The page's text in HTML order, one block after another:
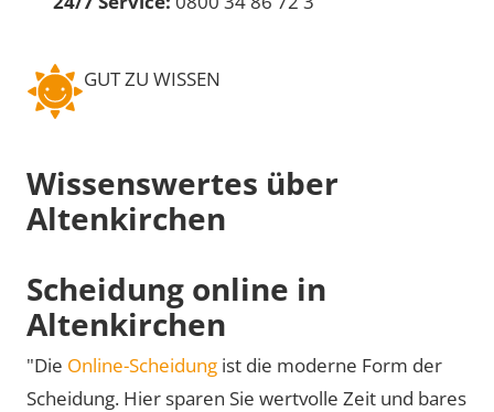
GUT ZU WISSEN
Wissenswertes über
Altenkirchen
Scheidung online in
Altenkirchen
"Die Online-Scheidung ist die moderne Form der
Scheidung. Hier sparen Sie wertvolle Zeit und bares